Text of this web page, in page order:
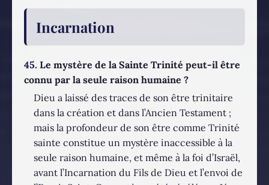
Incarnation
45. Le mystère de la Sainte Trinité peut-il être
connu par la seule raison humaine ?
Dieu a laissé des traces de son être trinitaire
dans la création et dans l’Ancien Testament ;
mais la profondeur de son être comme Trinité
sainte constitue un mystère inaccessible à la
seule raison humaine, et même à la foi d’Israël,
avant l’Incarnation du Fils de Dieu et l’envoi de